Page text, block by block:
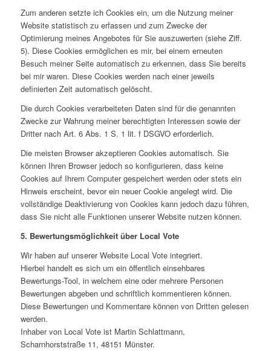
Zum anderen setzte ich Cookies ein, um die Nutzung meiner
Website statistisch zu erfassen und zum Zwecke der
Optimierung meines Angebotes für Sie auszuwerten (siehe Ziff.
5). Diese Cookies ermöglichen es mir, bei einem erneuten
Besuch meiner Seite automatisch zu erkennen, dass Sie bereits
bei mir waren. Diese Cookies werden nach einer jeweils
definierten Zeit automatisch gelöscht.
Die durch Cookies verarbeiteten Daten sind für die genannten
Zwecke zur Wahrung meiner berechtigten Interessen sowie der
Dritter nach Art. 6 Abs. 1 S. 1 lit. f DSGVO erforderlich.
Die meisten Browser akzeptieren Cookies automatisch. Sie
können Ihren Browser jedoch so konfigurieren, dass keine
Cookies auf Ihrem Computer gespeichert werden oder stets ein
Hinweis erscheint, bevor ein neuer Cookie angelegt wird. Die
vollständige Deaktivierung von Cookies kann jedoch dazu führen,
dass Sie nicht alle Funktionen unserer Website nutzen können.
5. Bewertungsmöglichkeit über Local Vote
Wir haben auf unserer Website Local Vote integriert.
Hierbei handelt es sich um ein öffentlich einsehbares
Bewertungs-Tool, in welchem eine oder mehrere Personen
Bewertungen abgeben und schriftlich kommentieren können.
Diese Bewertungen und Kommentare können von Dritten gelesen
werden.
Inhaber von Local Vote ist Martin Schlattmann,
Scharnhorststraße 11, 48151 Münster.